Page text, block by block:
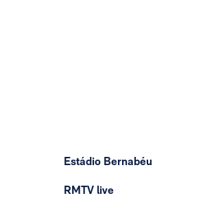
Estádio Bernabéu
RMTV live